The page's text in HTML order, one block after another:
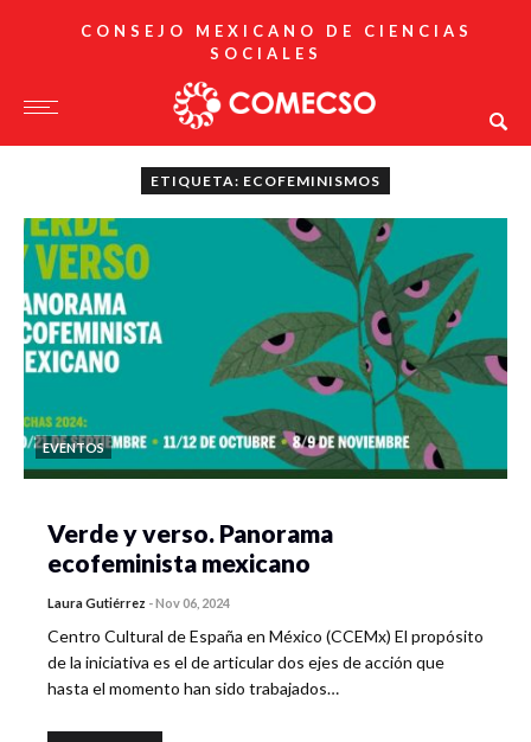
CONSEJO MEXICANO DE CIENCIAS
SOCIALES
ETIQUETA: ECOFEMINISMOS
EVENTOS
Verde y verso. Panorama
ecofeminista mexicano
Laura Gutiérrez -Nov 06, 2024
Centro Cultural de España en México (CCEMx) El propósito
de la iniciativa es el de articular dos ejes de acción que
hasta el momento han sido trabajados…